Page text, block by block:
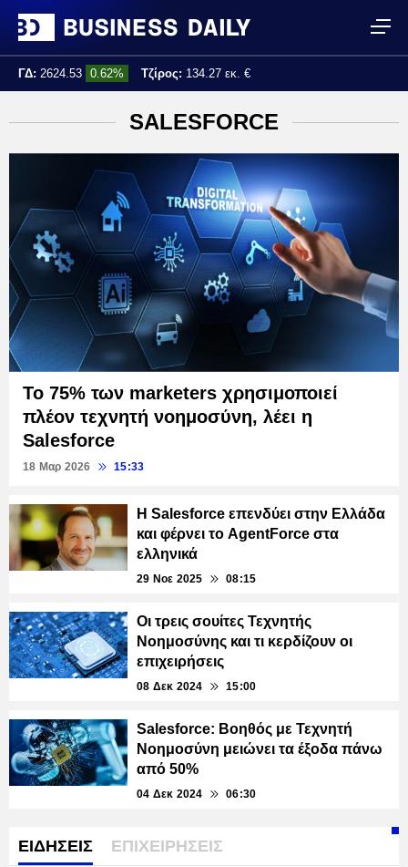
ΓΔ: 2624.53 0.62% Τζίρος: 134.27 εκ. €
SALESFORCE
Το 75% των marketers χρησιμοποιεί
πλέον τεχνητή νοημοσύνη, λέει η
Salesforce
18 Μαρ 2026 15:33
Η Salesforce επενδύει στην Ελλάδα
και φέρνει το AgentForce στα
ελληνικά
29 Νοε 2025 08:15
Οι τρεις σουίτες Τεχνητής
Νοημοσύνης και τι κερδίζουν οι
επιχειρήσεις
08 Δεκ 2024 15:00
Salesforce: Βοηθός με Τεχνητή
Νοημοσύνη μειώνει τα έξοδα πάνω
από 50%
04 Δεκ 2024 06:30
ΕΙΔΗΣΕΙΣ ΕΠΙΧΕΙΡΗΣΕΙΣ